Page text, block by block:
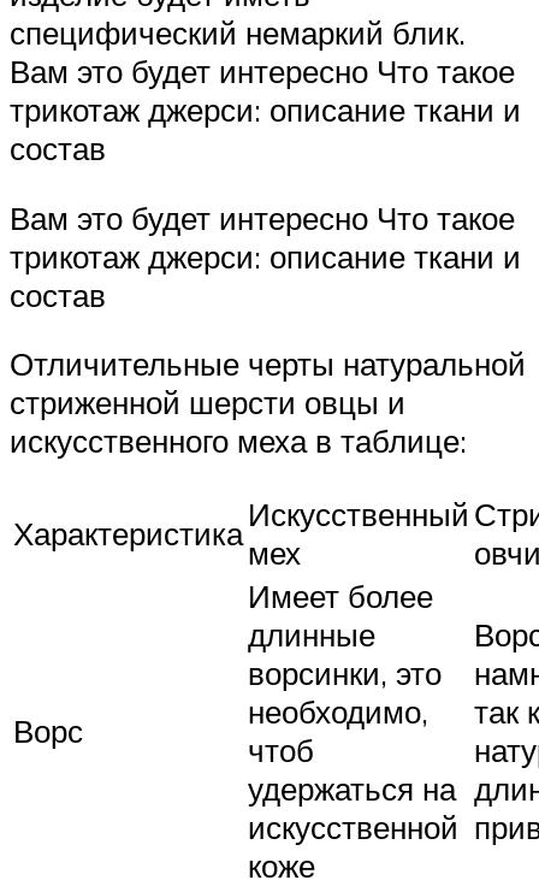
специфический немаркий блик.
Вам это будет интересно Что такое
трикотаж джерси: описание ткани и
состав
Вам это будет интересно Что такое
трикотаж джерси: описание ткани и
состав
Отличительные черты натуральной
стриженной шерсти овцы и
искусственного меха в таблице:
ХарактеристикаИскусственный
мех
Ворс
Имеет более
длинные
ворсинки, это
необходимо,
чтоб
удержаться на
искусственной
коже
так